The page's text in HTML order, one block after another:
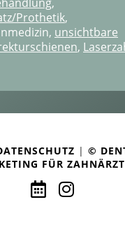
Prothetik,
unsichtbare
,
| ©
FÜR